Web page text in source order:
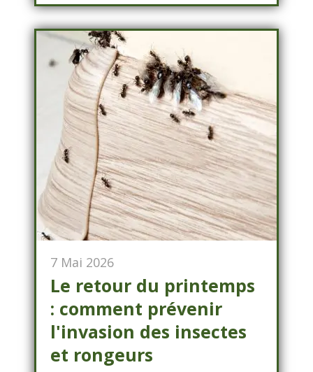
7 Mai 2026
Le retour du printemps
: comment prévenir
l'invasion des insectes
et rongeurs